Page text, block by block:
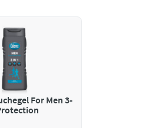
For Men 3-